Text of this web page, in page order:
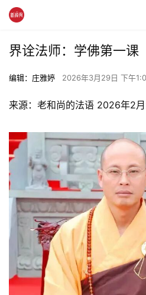
界诠法师：学佛第一课
编辑：庄雅婷 2026年3月29日 下午
来源：老和尚的法语 2026年2月